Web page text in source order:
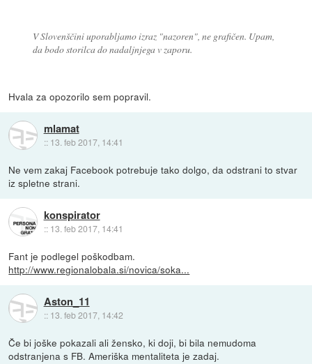
V Slovenščini uporabljamo izraz "nazoren", ne grafičen. Upam,
da bodo storilca do nadaljnjega v zaporu.
Hvala za opozorilo sem popravil.
mlamat
:: 13. feb 2017, 14:41
Ne vem zakaj Facebook potrebuje tako dolgo, da odstrani to stvar
iz spletne strani.
konspirator
:: 13. feb 2017, 14:41
Fant je podlegel poškodbam.
http://www.regionalobala.si/novica/soka...
Aston_11
:: 13. feb 2017, 14:42
Če bi joške pokazali ali žensko, ki doji, bi bila nemudoma
odstranjena s FB. Ameriška mentaliteta je zadaj.